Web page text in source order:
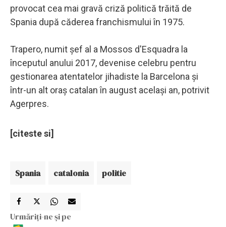
provocat cea mai gravă criză politică trăită de
Spania după căderea franchismului în 1975.
Trapero, numit şef al a Mossos d'Esquadra la
începutul anului 2017, devenise celebru pentru
gestionarea atentatelor jihadiste la Barcelona şi
într-un alt oraş catalan în august acelaşi an, potrivit
Agerpres.
[citeste si]
Spania catalonia politie
Urmăriți-ne și pe